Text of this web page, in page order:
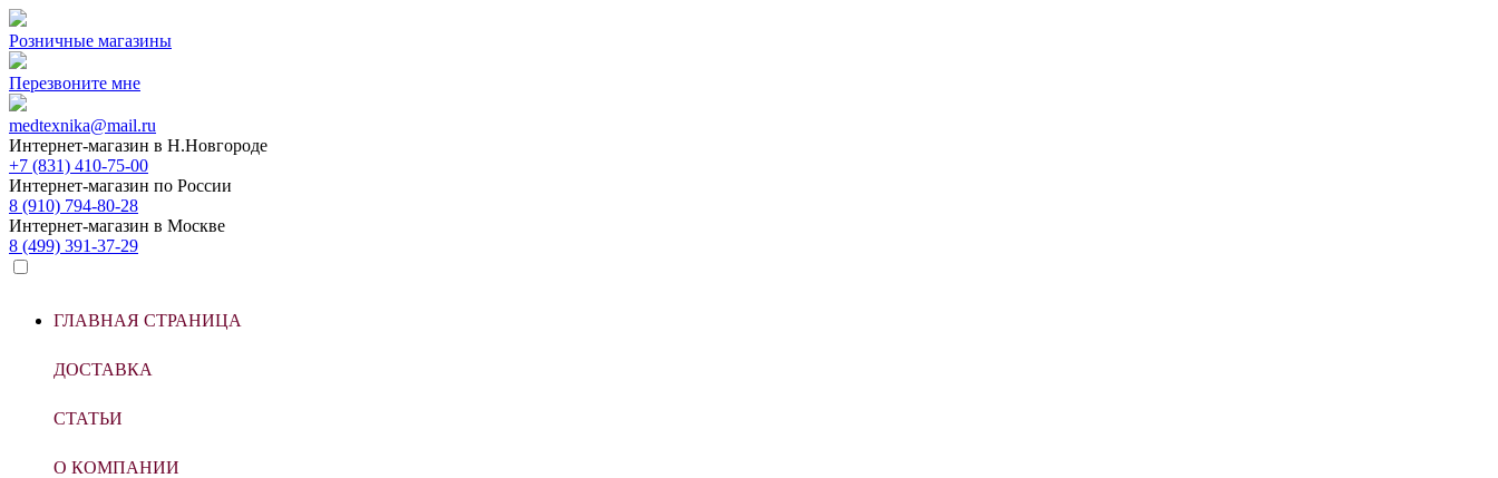
Розничные магазины
Перезвоните мне
medtexnika@mail.ru
Интернет-магазин в Н.Новгороде
+7 (831) 410-75-00
Интернет-магазин по России
8 (910) 794-80-28
Интернет-магазин в Москве
8 (499) 391-37-29
ГЛАВНАЯ СТРАНИЦА
ДОСТАВКА
СТАТЬИ
О КОМПАНИИ